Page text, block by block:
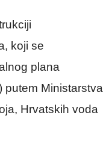
koji se
plana
putem Ministarstva
Hrvatskih voda